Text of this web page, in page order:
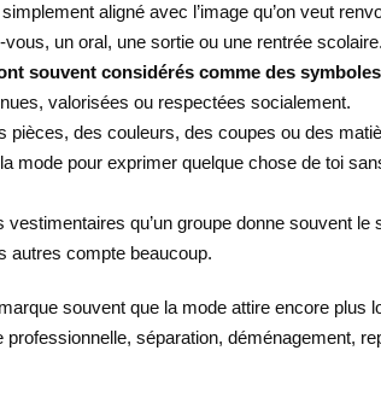
aligné avec l’image qu’on veut
un oral, une sortie ou une rentrée scolaire.
souvent considérés comme des
valorisées ou respectées socialement.
pièces, des couleurs, des coupes ou des
mode pour exprimer quelque chose de toi
qu’un groupe donne souvent le
autres compte beaucoup.
souvent que la mode attire encore plus
séparation, déménagement,